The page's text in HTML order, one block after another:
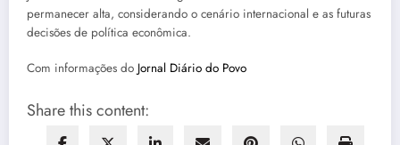
permanecer alta, considerando o cenário internacional e as futuras
decisões de política econômica.
Com informações do Jornal Diário do Povo
Share this content: